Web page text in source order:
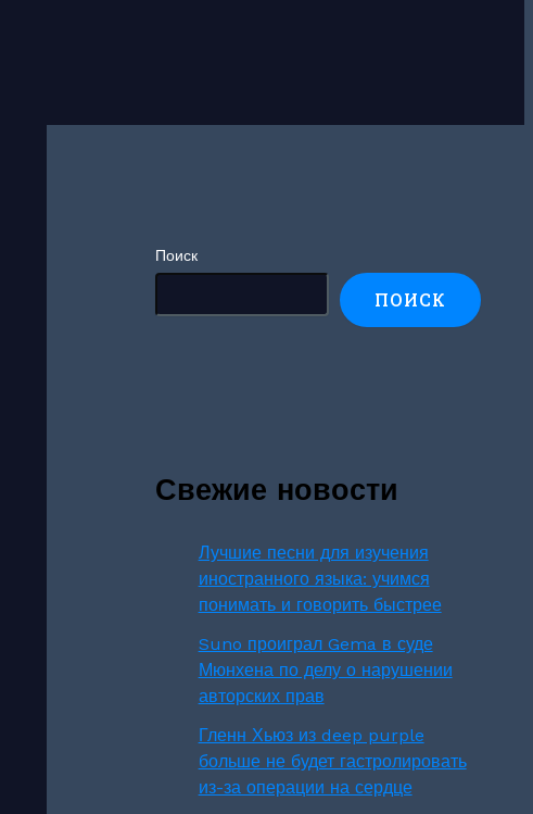
Поиск
ПОИСК
Свежие новости
Лучшие песни для изучения
иностранного языка: учимся
понимать и говорить быстрее
Suno проиграл Gema в суде
Мюнхена по делу о нарушении
авторских прав
Гленн Хьюз из deep purple
больше не будет гастролировать
из-за операции на сердце